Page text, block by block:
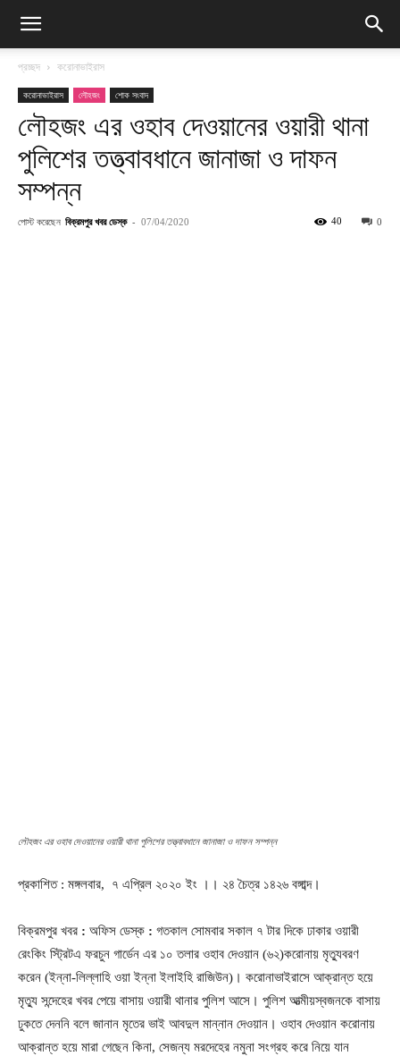
প্রচ্ছদ করোনাভাইরাস
করোনাভাইরাস লৌহজং শোক সংবাদ
লৌহজং এর ওহাব দেওয়ানের ওয়ারী থানা
পুলিশের তত্ত্বাবধানে জানাজা ও দাফন
সম্পন্ন
পোস্ট করেছেন বিক্রমপুর খবর ডেস্ক - 07/04/2020 0
40
লৌহজং এর ওহাব দেওয়ানের ওয়ারী থানা পুলিশের তত্ত্বাবধানে জানাজা ও দাফন সম্পন্ন
প্রকাশিত : মঙ্গলবার, ৭ এপ্রিল ২০২০ ইং ।। ২৪ চৈত্র ১৪২৬ বঙ্গাব্দ।
বিক্রমপুর খবর : অফিস ডেস্ক : গতকাল সোমবার সকাল ৭ টার দিকে ঢাকার ওয়ারী
রেংকিং স্ট্রিটএ ফরচুন গার্ডেন এর ১০ তলার ওহাব দেওয়ান (৬২)করোনায় মৃত্যুবরণ
করেন (ইন্না-লিল্লাহি ওয়া ইন্না ইলাইহি রাজিউন)। করোনাভাইরাসে আক্রান্ত হয়ে
মৃত্যু সন্দেহের খবর পেয়ে বাসায় ওয়ারী থানার পুলিশ আসে। পুলিশ আত্মীয়স্বজনকে বাসায়
ঢুকতে দেননি বলে জানান মৃতের ভাই আবদুল মান্নান দেওয়ান। ওহাব দেওয়ান করোনায়
আক্রান্ত হয়ে মারা গেছেন কিনা, সেজন্য মরদেহের নমুনা সংগ্রহ করে নিয়ে যান